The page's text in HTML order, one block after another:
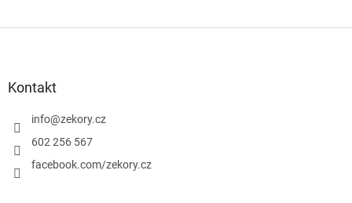
Kontakt
info@zekory.cz
602 256 567
facebook.com/zekory.cz